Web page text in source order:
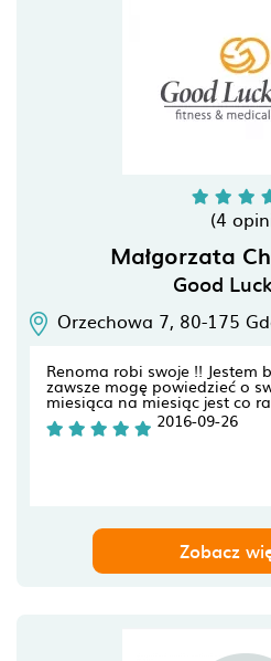
(4
Małgorzata
Good
Orzechowa 7, 80-175
Renoma robi swoje !! Jestem
zawsze mogę powiedzieć o
miesiąca na miesiąc jest co
2016-09-26
Zobacz